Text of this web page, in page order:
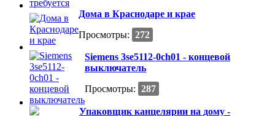
Дома в Краснодаре и крае
Просмотры: 272
Siemens 3se5112-0ch01 - концевой
выключатель
Просмотры: 287
Упаковщик канцелярии на дому -